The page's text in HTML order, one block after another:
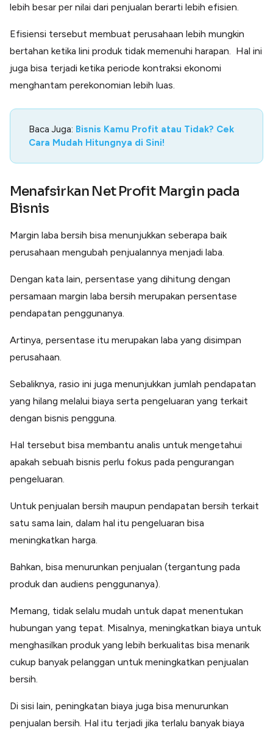
lebih besar per nilai dari penjualan berarti lebih efisien.
Efisiensi tersebut membuat perusahaan lebih mungkin
bertahan ketika lini produk tidak memenuhi harapan. Hal ini
juga bisa terjadi ketika periode kontraksi ekonomi
menghantam perekonomian lebih luas.
Baca Juga: Bisnis Kamu Profit atau Tidak? Cek
Cara Mudah Hitungnya di Sini!
Menafsirkan Net Profit Margin pada
Bisnis
Margin laba bersih bisa menunjukkan seberapa baik
perusahaan mengubah penjualannya menjadi laba.
Dengan kata lain, persentase yang dihitung dengan
persamaan margin laba bersih merupakan persentase
pendapatan penggunanya.
Artinya, persentase itu merupakan laba yang disimpan
perusahaan.
Sebaliknya, rasio ini juga menunjukkan jumlah pendapatan
yang hilang melalui biaya serta pengeluaran yang terkait
dengan bisnis pengguna.
Hal tersebut bisa membantu analis untuk mengetahui
apakah sebuah bisnis perlu fokus pada pengurangan
pengeluaran.
Untuk penjualan bersih maupun pendapatan bersih terkait
satu sama lain, dalam hal itu pengeluaran bisa
meningkatkan harga.
Bahkan, bisa menurunkan penjualan (tergantung pada
produk dan audiens penggunanya).
Memang, tidak selalu mudah untuk dapat menentukan
hubungan yang tepat. Misalnya, meningkatkan biaya untuk
menghasilkan produk yang lebih berkualitas bisa menarik
cukup banyak pelanggan untuk meningkatkan penjualan
bersih.
Di sisi lain, peningkatan biaya juga bisa menurunkan
penjualan bersih. Hal itu terjadi jika terlalu banyak biaya